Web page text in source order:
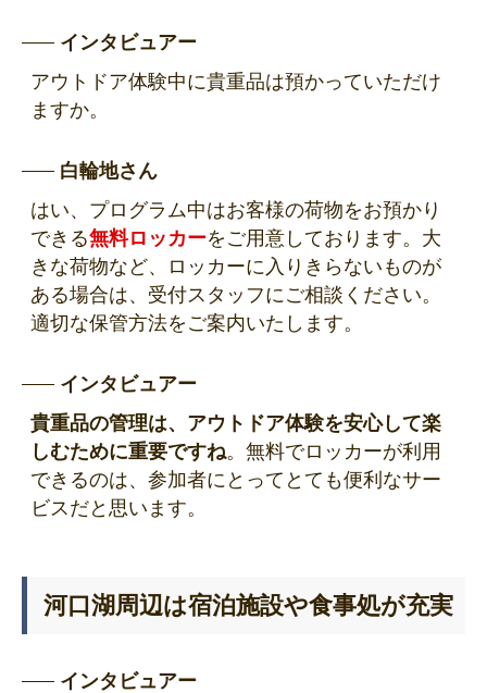
インタビュアー
アウトドア体験中に貴重品は預かっていただけ
ますか。
白輪地さん
はい、プログラム中はお客様の荷物をお預かり
できる無料ロッカーをご用意しております。大
きな荷物など、ロッカーに入りきらないものが
ある場合は、受付スタッフにご相談ください。
適切な保管方法をご案内いたします。
インタビュアー
貴重品の管理は、アウトドア体験を安心して楽
しむために重要ですね。無料でロッカーが利用
できるのは、参加者にとってとても便利なサー
ビスだと思います。
河口湖周辺は宿泊施設や食事処が充実
インタビュアー